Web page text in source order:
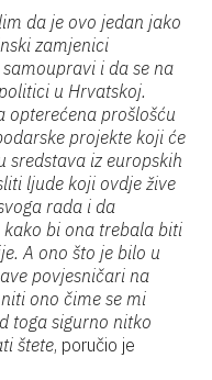
da je ovo jedan jako
zamjenici
i da se na
u Hrvatskoj.
opterećena prošlošću
projekte koji će
iz europskih
ljude koji ovdje žive
rada i da
bi ona trebala biti
A ono što je bilo u
povjesničari na
ono čime se mi
toga sigurno nitko
štete, poručio je